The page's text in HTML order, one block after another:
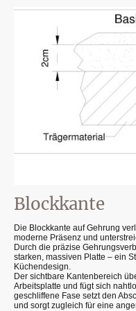
Blockkante
Die Blockkante auf Gehrung
moderne Präsenz und
Durch die präzise
starken, massiven Platte – ein
Küchendesign.
Der sichtbare Kantenbereich
Arbeitsplatte und fügt sich
geschliffene Fase setzt den
und sorgt zugleich für eine